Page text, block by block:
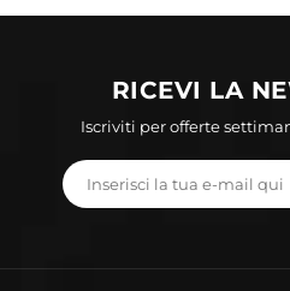
RICEVI LA
Iscriviti per offerte